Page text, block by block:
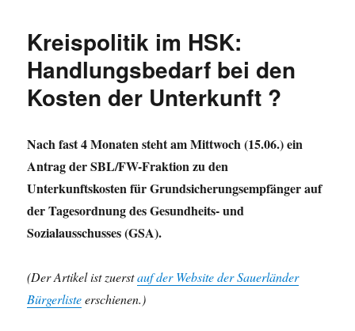
aus
dem
Kreistag
Kreispolitik im HSK:
Handlungsbedarf bei den
Kosten der Unterkunft ?
Nach fast 4 Monaten steht am Mittwoch (15.06.) ein
Antrag der SBL/FW-Fraktion zu den
Unterkunftskosten für Grundsicherungsempfänger auf
der Tagesordnung des Gesundheits- und
Sozialausschusses (GSA).
(Der Artikel ist zuerstauf der Website der Sauerländer
Bürgerlisteerschienen.)